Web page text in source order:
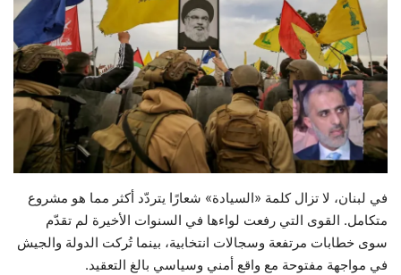
فيديو
حياة
في لبنان، لا تزال كلمة «السيادة» شعارًا يتردّد أكثر مما هو مشروع
متكامل. القوى التي رفعت لواءها في السنوات الأخيرة لم تقدّم
سوى خطابات مرتفعة وسجالات انتخابية، بينما تُركت الدولة والجيش
في مواجهة مفتوحة مع واقع أمني وسياسي بالغ التعقيد.